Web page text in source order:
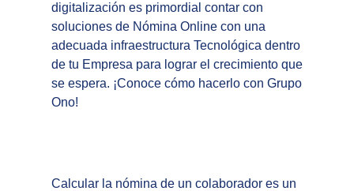
digitalización es primordial contar con
soluciones de Nómina Online con una
adecuada infraestructura Tecnológica dentro
de tu Empresa para lograr el crecimiento que
se espera. ¡Conoce cómo hacerlo con Grupo
Ono!
Calcular la nómina de un colaborador es un